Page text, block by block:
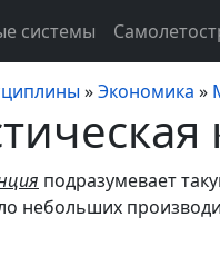
системы
»Экономика »
подразумевает
небольших